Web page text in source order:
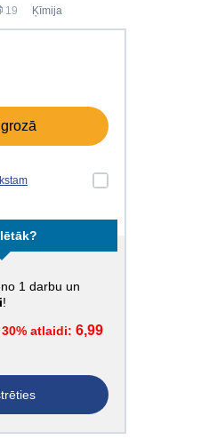
19 Ķīmija
1 darbu un
!
atlaidi: 6,99